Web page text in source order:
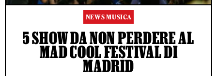
NEWS MUSICA
5 SHOW DA NON PERDERE AL
MAD COOL FESTIVAL DI
MADRID